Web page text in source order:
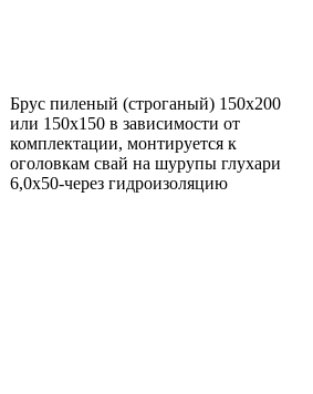
Брус пиленый (строганый) 150х200
или 150х150 в зависимости от
комплектации, монтируется к
оголовкам свай на шурупы глухари
6,0х50-через гидроизоляцию